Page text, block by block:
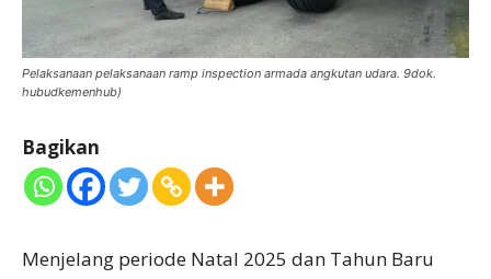
Pelaksanaan pelaksanaan ramp inspection armada angkutan udara. 9dok.
hubudkemenhub)
Bagikan
Menjelang periode Natal 2025 dan Tahun Baru